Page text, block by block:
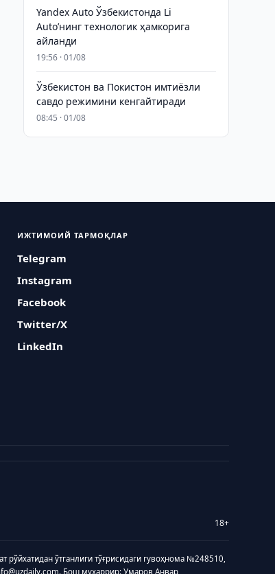
Yandex Auto Ўзбекистонда Li
Auto’нинг технологик ҳамкорига
айланди
19:56 · 01/08
Ўзбекистон ва Покистон имтиёзли
савдо режимини кенгайтиради
08:45 · 01/08
ИЖТИМОИЙ ТАРМОҚЛАР
Telegram
Instagram
Facebook
Twitter/X
LinkedIn
18+
рўйхатидан ўтганлиги тўғрисидаги гувоҳнома №248510,
Бош муҳаррир: Умаров Анвар